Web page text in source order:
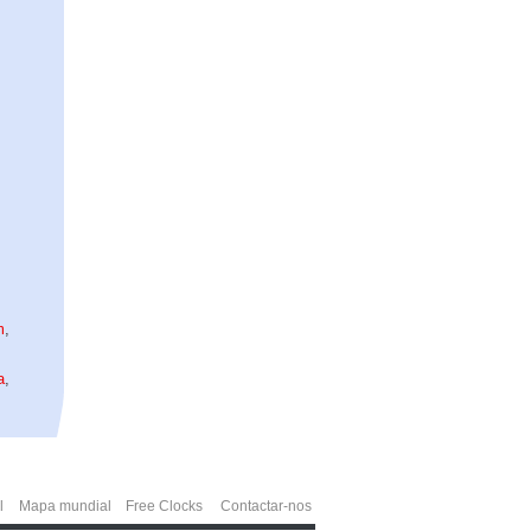
,
,
Mapa mundial Free Clocks Contactar-nos